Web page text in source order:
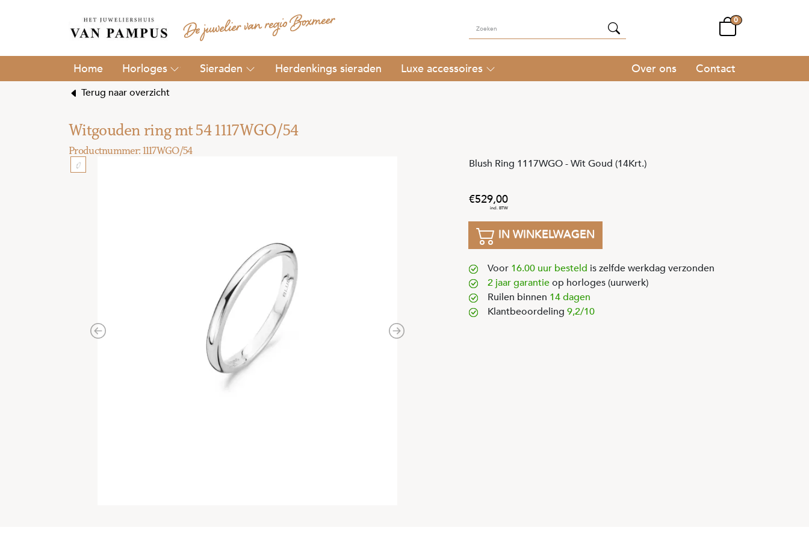
0
Horloges Sieraden Herdenkings sieraden Luxe accessoires Over ons Contact
Terug naar overzicht
Witgouden ring mt 54 1117WGO/54
Previous Next
Blush Ring 1117WGO - Wit Goud (14Krt.)
529,00
IN WINKELWAGEN
Voor 16.00 uur besteld is zelfde werkdag verzonden
2 jaar garantieop horloges (uurwerk)
Ruilen binnen 14 dagen
Klantbeoordeling 9,2/10